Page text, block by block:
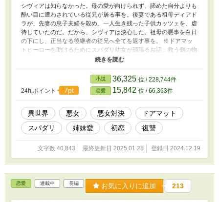
シヴィアは知らなかった。母の愛が向けられず、諦めた自分よりも
酷い目に遭わされている従兄が居る事を。後妻である祖母ディアド
ラが、先妻の息子夫婦を殺め、一人生き残った子供カッツェを、虐
待していたのだ。だから、シヴィアは決心した。祖母の悪事を白日
の下にし、正当なる後継者の従兄へ全てを返す事を。 ※ドアマッ
トヒーローを助けるためにスパダリ幼女が頑張るお話。救う側の物
語です。 ※一部登場人物は大変悪辣なので、暴力表現を含みます
24h.ポイント 7pt
小説 36,325 位 / 228,744件
恋愛 15,842 位 / 66,363件
異世界 悪女 悪女対決
ドアマット
スパダリ
姉妹愛 初恋 復讐
文字数 40,843 最終更新日 2025.01.28 登録日 2024.12.19
恋愛 連載中 長編 お気に入りに追加 213